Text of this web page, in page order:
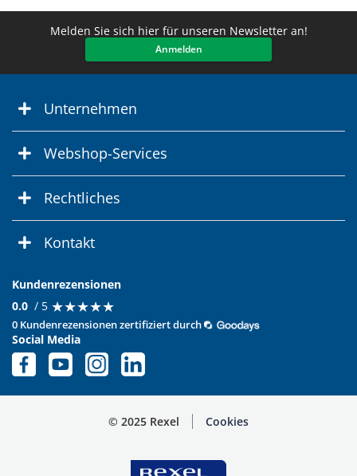
Melden Sie sich hier für unseren Newsletter an!
Anmelden
Unternehmen
Webshop-Services
Rechtliches
Kontakt
Kundenrezensionen
0.0 / 5 ★★★★★
★★★★★
0 Kundenrezensionen zertifiziert durch
Social Media
© 2025 Rexel Cookies